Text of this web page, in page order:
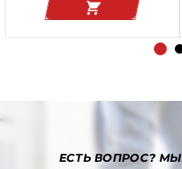
ЕСТЬ ВОПРОС?МЫ